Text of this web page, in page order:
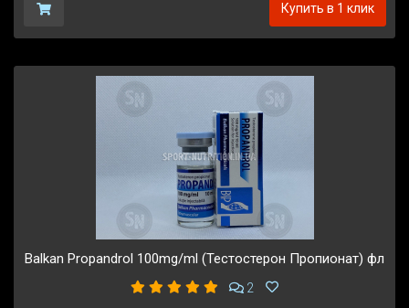
Купить в 1 клик
Balkan Propandrol 100mg/ml (Тестостерон Пропионат) фл
2